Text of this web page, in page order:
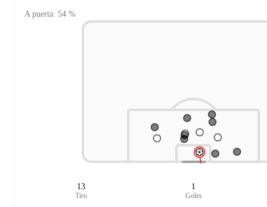
A puerta: 54 %
13
Tiro
1
Goles